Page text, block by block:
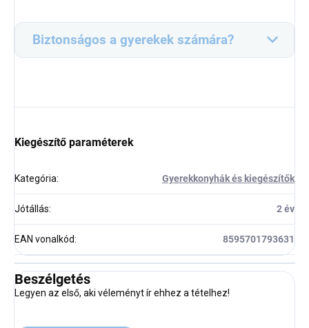
Biztonságos a gyerekek számára?
Kiegészítő paraméterek
Kategória: Gyerekkonyhák és kiegészítők
Jótállás: 2 év
EAN vonalkód: 8595701793631
Beszélgetés
Legyen az első, aki véleményt ír ehhez a tételhez!